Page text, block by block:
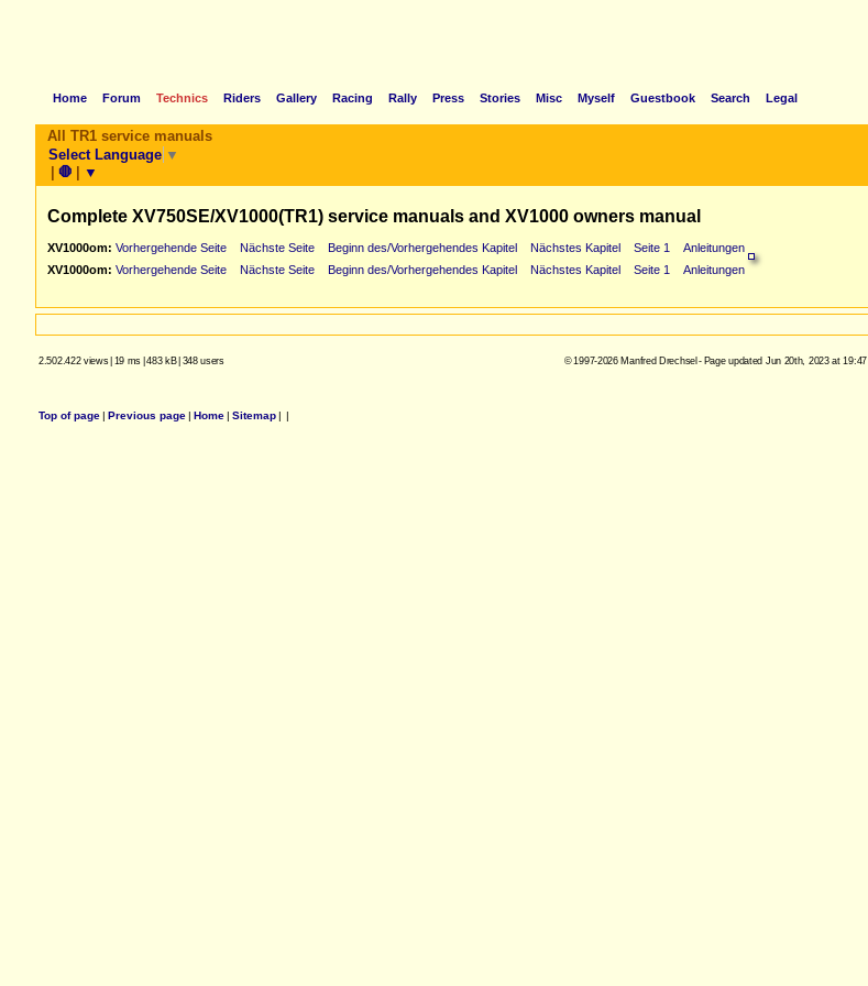
Home Forum Technics Riders Gallery Racing Rally Press Stories Misc Myself Guestbook Search Legal
All TR1 service manuals
Select Language ▼
| 🛑 | ▼
Complete XV750SE/XV1000(TR1) service manuals and XV1000 owners manual
XV1000om: Vorhergehende Seite Nächste Seite Beginn des/Vorhergehendes Kapitel Nächstes Kapitel Seite 1
Anleitungen
XV1000om: Vorhergehende Seite Nächste Seite Beginn des/Vorhergehendes Kapitel Nächstes Kapitel Seite 1
Anleitungen
2.502.422 views| 19 ms |483 kB| 348 users © 1997-2026 Manfred Drechsel - Page updated Jun 20th, 2023 at 19:47
Top of page| Previous page| Home| Sitemap| |